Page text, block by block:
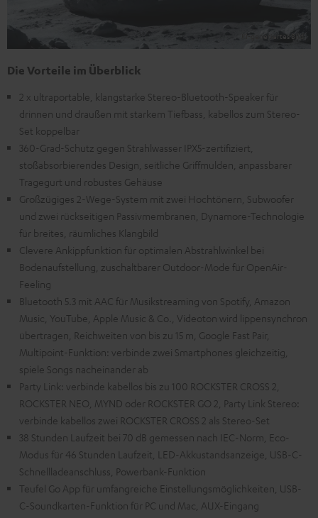
Die Vorteile im Überblick
2 x ultraportable, klangstarke Stereo-Bluetooth-Speaker für
drinnen und draußen mit starkem Tiefbass, kabellos zum Stereo-
Set koppelbar
360-Grad-Schutz gegen Strahlwasser IPX5-zertifiziert,
stoßabsorbierendes Design, seitliche Griffmulden, anpassbarer
Tragegurt und robustes Gehäuse
Großzügiges 2-Wege-System mit zwei Hochtönern, Subwoofer
und zwei rückseitigen Passivmembranen, Dynamore-Technologie
für breites, räumliches Klangbild
Clevere Ankippfunktion für optimalen Abstrahlwinkel bei
Bodenaufstellung, zuschaltbarer Outdoor-Mode für OpenAir-
Feeling
Bluetooth 5.3 mit AAC für Musikstreaming von Spotify, Amazon
Music, YouTube, Apple Music & Co., Videoton wird lippensynchron
übertragen, Reichweiten von bis zu 15 m, Google Fast Pair,
Multipoint-Funktion: verbinde zwei Smartphones gleichzeitig,
spiele Songs nacheinander ab
Party Link: verbinde kabellos bis zu 100 ROCKSTER CROSS 2,
ROCKSTER NEO, MYND oder ROCKSTER GO 2, Party Link Stereo:
verbinde kabellos zwei ROCKSTER CROSS 2 als Stereo-Set
38 Stunden Laufzeit bei 70 dB gemessen nach IEC-Norm, Eco-
Modus für 46 Stunden Laufzeit, LED-Akkustandsanzeige, USB-C-
Schnellladeanschluss, Powerbank-Funktion
Teufel Go App für umfangreiche Einstellungsmöglichkeiten, USB-
C-Soundkarten-Funktion für PC und Mac, AUX-Eingang